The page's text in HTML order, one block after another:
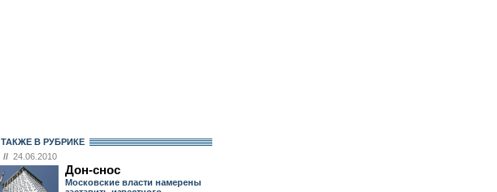
ТАКЖЕ В РУБРИКЕ
// 24.06.2010
Дон-снос
Московские власти намерены